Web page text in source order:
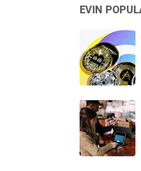
EVIN